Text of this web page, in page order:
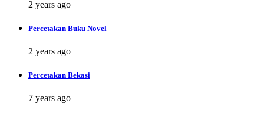
2 years ago
Percetakan Buku Novel
2 years ago
Percetakan Bekasi
7 years ago